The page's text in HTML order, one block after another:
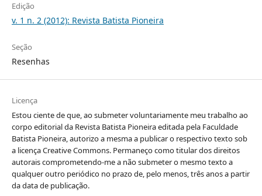
Edição
v. 1 n. 2 (2012): Revista Batista Pioneira
Seção
Resenhas
Licença
Estou ciente de que, ao submeter voluntariamente meu trabalho ao
corpo editorial da Revista Batista Pioneira editada pela Faculdade
Batista Pioneira, autorizo a mesma a publicar o respectivo texto sob
a licença Creative Commons. Permaneço como titular dos direitos
autorais comprometendo-me a não submeter o mesmo texto a
qualquer outro periódico no prazo de, pelo menos, três anos a partir
da data de publicação.